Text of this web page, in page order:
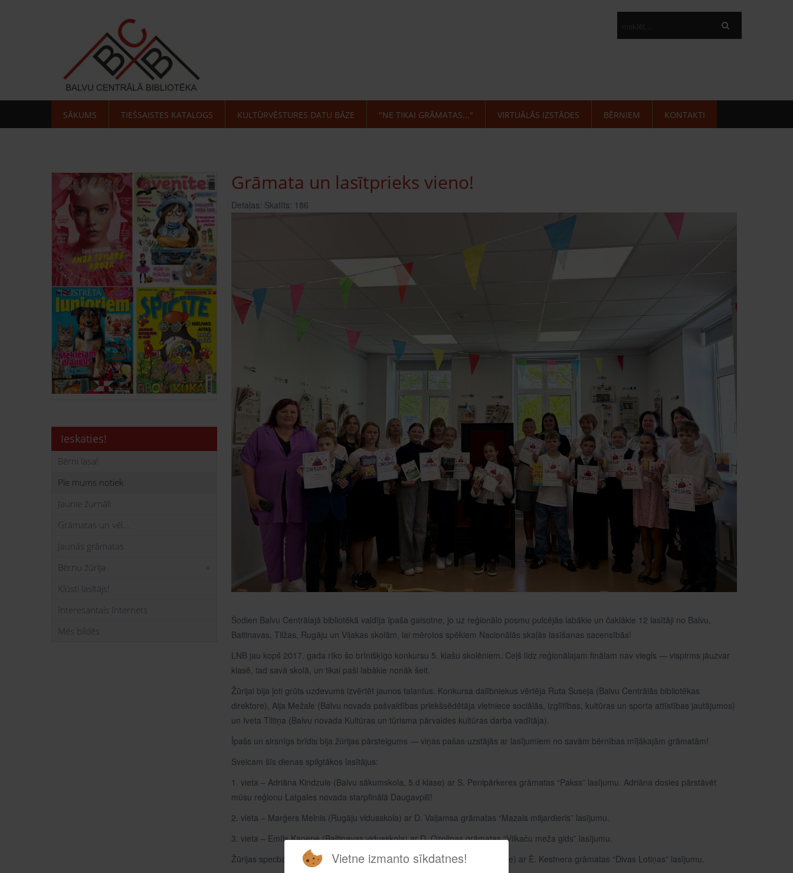
SĀKUMS TIEŠSAISTES KATALOGS KULTŪRVĒSTURES DATU BĀZE "NE TIKAI GRĀMATAS..." VIRTUĀLĀS IZSTĀDES BĒRNIEM KONTAKTI
Ieskaties!
Bērni lasa!
Pie mums notiek
Jaunie žurnāli
Grāmatas un vēl...
Jaunās grāmatas
Bērnu žūrija
Kļūsti lasītājs!
Interesantais Internets
Mēs bildēs
Grāmata un lasītprieks vieno!
Detaļas: Skatīts: 186
Šodien Balvu Centrālajā bibliotēkā valdīja īpaša gaisotne, jo uz reģionālo posmu pulcējās labākie un čaklākie 12 lasītāji no Balvu,
Baltinavas, Tilžas, Rugāju un Viļakas skolām, lai mērotos spēkiem Nacionālās skaļās lasīšanas sacensībās!
LNB jau kopš 2017. gada rīko šo brīnišķīgo konkursu 5. klašu skolēniem. Ceļš līdz reģionālajam finālam nav viegls — vispirms jāuzvar
klasē, tad savā skolā, un tikai paši labākie nonāk šeit.
Žūrijai bija ļoti grūts uzdevums izvērtēt jaunos talantus. Konkursa dalībniekus vērtēja Ruta Suseja (Balvu Centrālās bibliotēkas
direktore), Aija Mežale (Balvu novada pašvaldības priekšsēdētāja vietniece sociālās, izglītības, kultūras un sporta attīstības jautājumos)
un Iveta Tiltiņa (Balvu novada Kultūras un tūrisma pārvaldes kultūras darba vadītāja).
Īpašs un sirsnīgs brīdis bija žūrijas pārsteigums — viņas pašas uzstājās ar lasījumiem no savām bērnības mīļākajām grāmatām!
Sveicam šīs dienas spilgtākos lasītājus:
1. vieta – Adriāna Kindzule (Balvu sākumskola, 5.d klase) ar S. Penipārkeres grāmatas “Pakss” lasījumu. Adriāna dosies pārstāvēt
mūsu reģionu Latgales novada starpfinālā Daugavpilī!
2. vieta – Marģers Melnis (Rugāju vidusskola) ar D. Valjamsa grāmatas “Mazais miljardieris” lasījumu.
3. vieta – Emīls Kaņepe (Baltinavas vidusskola) ar D. Ozoliņas grāmatas “Vilkaču meža gids” lasījumu.
Žūrijas specbalva un 4. vieta – Patrīcija Vizule (Balvu sākumskola, 5.d klase) ar Ē. Kestnera grāmatas “Divas Lotiņas” lasījumu.
Vietne izmanto sīkdatnes!